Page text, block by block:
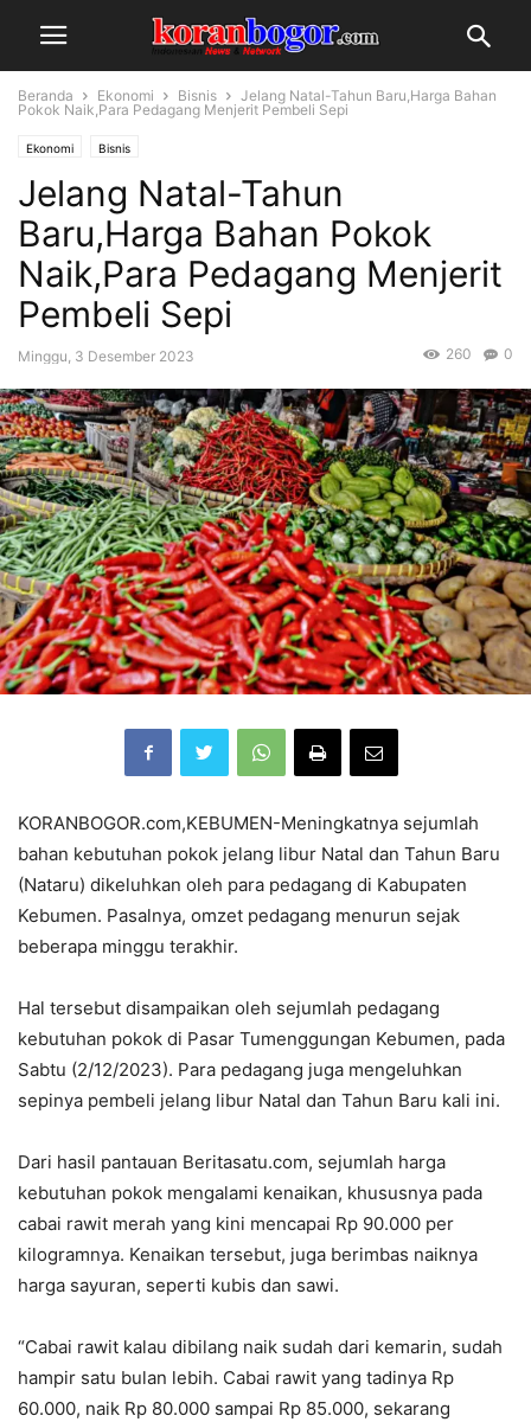
Beranda Ekonomi Bisnis
Jelang Natal-Tahun Baru,Harga Bahan
Pokok Naik,Para Pedagang Menjerit Pembeli Sepi
Ekonomi Bisnis
Jelang Natal-Tahun
Baru,Harga Bahan Pokok
Naik,Para Pedagang Menjerit
Pembeli Sepi
Minggu, 3 Desember 2023 0
260
KORANBOGOR.com,KEBUMEN-Meningkatnya sejumlah
bahan kebutuhan pokok jelang libur Natal dan Tahun Baru
(Nataru) dikeluhkan oleh para pedagang di Kabupaten
Kebumen. Pasalnya, omzet pedagang menurun sejak
beberapa minggu terakhir.
Hal tersebut disampaikan oleh sejumlah pedagang
kebutuhan pokok di Pasar Tumenggungan Kebumen, pada
Sabtu (2/12/2023). Para pedagang juga mengeluhkan
sepinya pembeli jelang libur Natal dan Tahun Baru kali ini.
Dari hasil pantauan Beritasatu.com, sejumlah harga
kebutuhan pokok mengalami kenaikan, khususnya pada
cabai rawit merah yang kini mencapai Rp 90.000 per
kilogramnya. Kenaikan tersebut, juga berimbas naiknya
harga sayuran, seperti kubis dan sawi.
“Cabai rawit kalau dibilang naik sudah dari kemarin, sudah
hampir satu bulan lebih. Cabai rawit yang tadinya Rp
60.000, naik Rp 80.000 sampai Rp 85.000, sekarang